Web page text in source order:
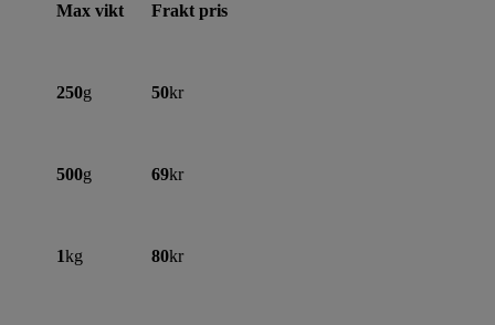
Max vikt Frakt pris
250g 50kr
500g 69kr
1kg 80kr